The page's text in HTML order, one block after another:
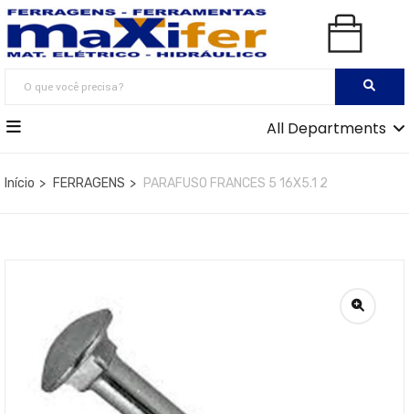
All Departments
Início FERRAGENS PARAFUSO FRANCES 5 16X5.1 2